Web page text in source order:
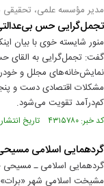
مدیر مؤسسه علمی،
تجمل‌گرایی حس بی‌عدالتی
منور شایسته خوی با بیان
گفت: تجمل‌گرایی به القای
نمایش‌خانه‌های مجلل و
مشکلات اقتصادی دست و
کم‌درآمد تقویت می‌شود.
کد خبر: ۴۳۱۵۷۸۰ تاریخ انتشار : ۱۴۰۴/۰۸/۱۹
گردهمایی اسلامی مسیحی
گردهمایی اسلامی ـ
مشیخت اسلامی شهر «برات»